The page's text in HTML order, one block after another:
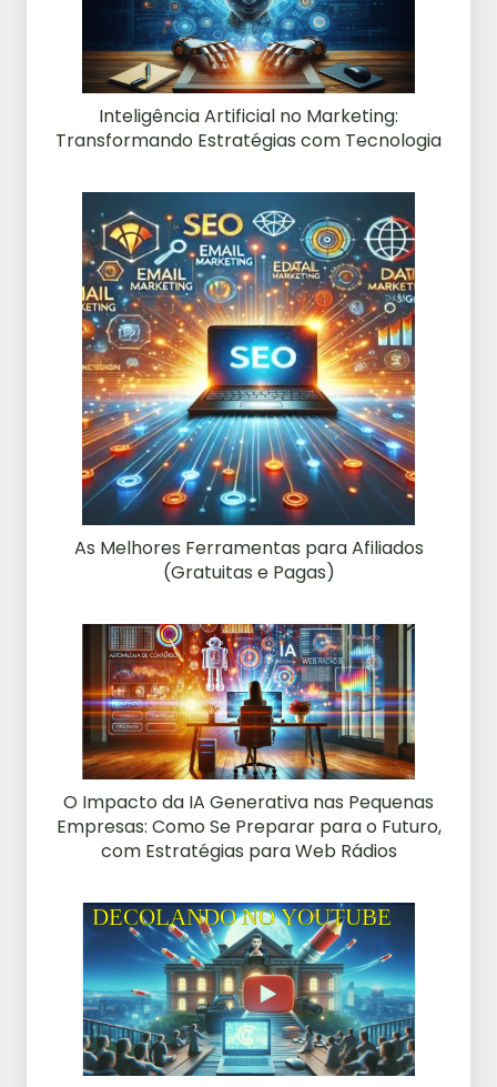
Inteligência Artificial no Marketing:
Transformando Estratégias com Tecnologia
As Melhores Ferramentas para Afiliados
(Gratuitas e Pagas)
O Impacto da IA Generativa nas Pequenas
Empresas: Como Se Preparar para o Futuro,
com Estratégias para Web Rádios